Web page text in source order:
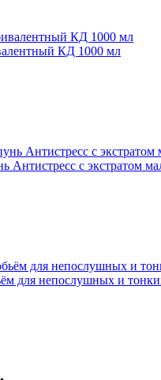
КД 1000 мл
с экстратом
для непослушных и